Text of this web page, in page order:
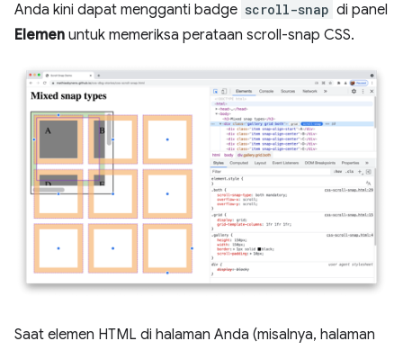
Anda kini dapat mengganti badge scroll-snap di panel
Elemen untuk memeriksa perataan scroll-snap CSS.
Saat elemen HTML di halaman Anda (misalnya, halaman